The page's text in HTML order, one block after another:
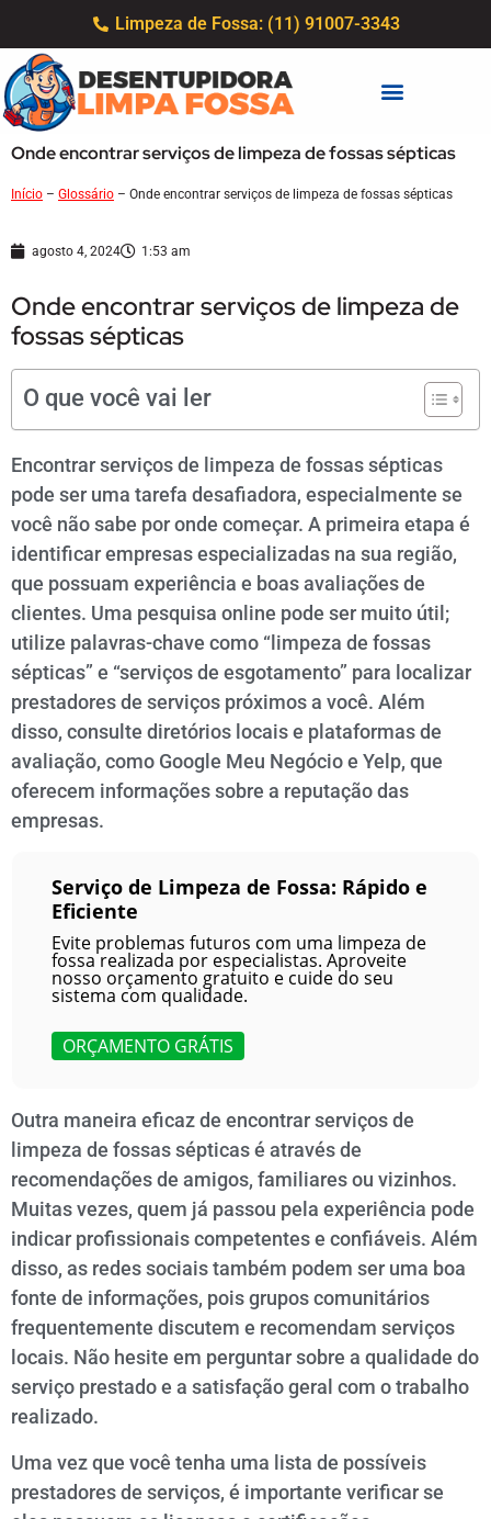
Limpeza de Fossa: (11) 91007-3343
Onde encontrar serviços de limpeza de fossas sépticas
Início – Glossário – Onde encontrar serviços de limpeza de fossas sépticas
agosto 4, 2024 1:53 am
Onde encontrar serviços de limpeza de
fossas sépticas
O que você vai ler
Encontrar serviços de limpeza de fossas sépticas
pode ser uma tarefa desafiadora, especialmente se
você não sabe por onde começar. A primeira etapa é
identificar empresas especializadas na sua região,
que possuam experiência e boas avaliações de
clientes. Uma pesquisa online pode ser muito útil;
utilize palavras-chave como “limpeza de fossas
sépticas” e “serviços de esgotamento” para localizar
prestadores de serviços próximos a você. Além
disso, consulte diretórios locais e plataformas de
avaliação, como Google Meu Negócio e Yelp, que
oferecem informações sobre a reputação das
empresas.
Serviço de Limpeza de Fossa: Rápido e
Eficiente
Evite problemas futuros com uma limpeza de
fossa realizada por especialistas. Aproveite
nosso orçamento gratuito e cuide do seu
sistema com qualidade.
ORÇAMENTO GRÁTIS
Outra maneira eficaz de encontrar serviços de
limpeza de fossas sépticas é através de
recomendações de amigos, familiares ou vizinhos.
Muitas vezes, quem já passou pela experiência pode
indicar profissionais competentes e confiáveis. Além
disso, as redes sociais também podem ser uma boa
fonte de informações, pois grupos comunitários
frequentemente discutem e recomendam serviços
locais. Não hesite em perguntar sobre a qualidade do
serviço prestado e a satisfação geral com o trabalho
realizado.
Uma vez que você tenha uma lista de possíveis
prestadores de serviços, é importante verificar se